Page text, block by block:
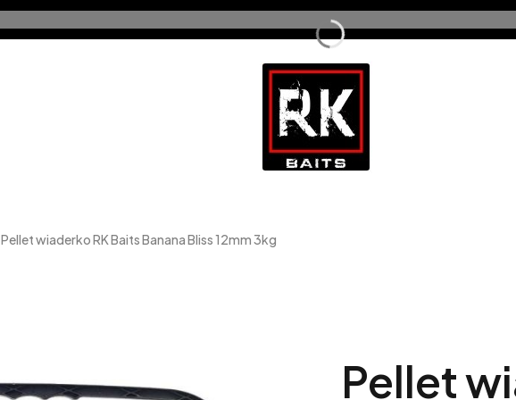
Pellet wiaderko RK Baits Banana Bliss 12mm 3kg
Pellet